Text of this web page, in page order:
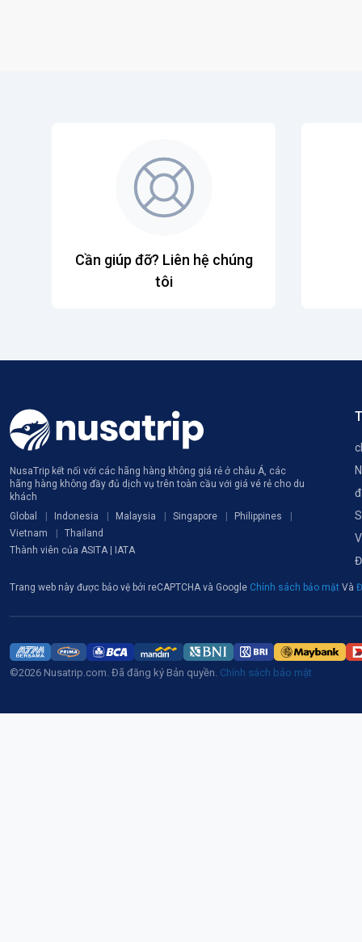
Cần giúp đỡ? Liên hệ chúng
tôi
NusaTrip kết nối với các hãng hàng không giá rẻ ở châu Á, các
hãng hàng không đầy đủ dịch vụ trên toàn cầu với giá vé rẻ cho du
khách
Global
Indonesia Malaysia Singapore
Philippines
Vietnam
Thailand
Thành viên của ASITA | IATA
Trang web này được bảo vệ bởi reCAPTCHA và Google Chính sách bảo mật Và
©2026 Nusatrip.com. Đã đăng ký Bản quyền. Chính sách bảo mật